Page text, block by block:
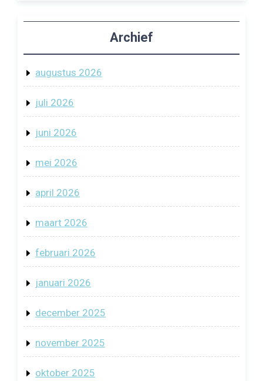
Archief
augustus 2026
juli 2026
juni 2026
mei 2026
april 2026
maart 2026
februari 2026
januari 2026
december 2025
november 2025
oktober 2025